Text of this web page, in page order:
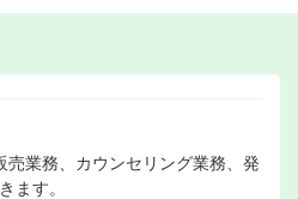
業務、カウンセリング業務、発
ます。